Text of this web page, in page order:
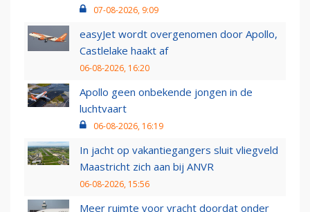
07-08-2026, 9:09
easyJet wordt overgenomen door Apollo,
Castlelake haakt af
06-08-2026, 16:20
Apollo geen onbekende jongen in de
luchtvaart
06-08-2026, 16:19
In jacht op vakantiegangers sluit vliegveld
Maastricht zich aan bij ANVR
06-08-2026, 15:56
Meer ruimte voor vracht doordat onder